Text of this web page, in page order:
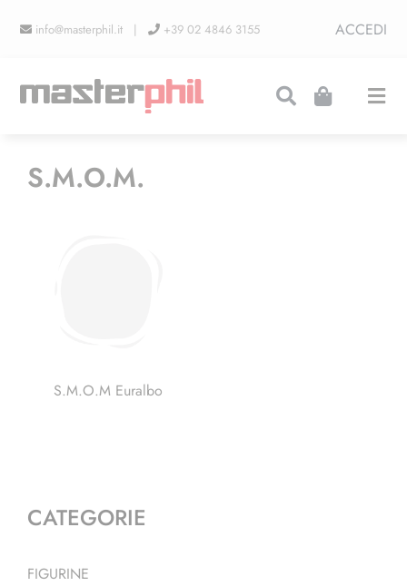
info@masterphil.it | +39 02 4846 3155 ACCEDI
CONTATTI
S.M.O.M.
S.M.O.M Euralbo
CATEGORIE
FIGURINE